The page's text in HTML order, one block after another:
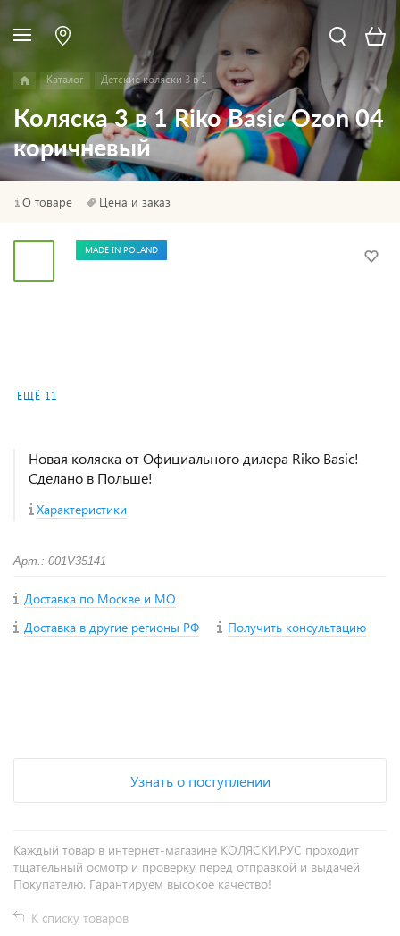
Каталог Детские коляски 3 в 1
Коляска 3 в 1 Riko Basic Ozon 04
коричневый
О товаре Цена и заказ
ЕЩЁ 11
MADE IN POLAND
Новая коляска от Официального дилера Riko Basic!
Сделано в Польше!
Характеристики
Арт.: 001V35141
Доставка по Москве и МО
Доставка в другие регионы РФ
Получить консультацию
Узнать о поступлении
Каждый товар в интернет-магазине КОЛЯСКИ.РУС проходит
тщательный осмотр и проверку перед отправкой и выдачей
Покупателю. Гарантируем высокое качество!
К списку товаров